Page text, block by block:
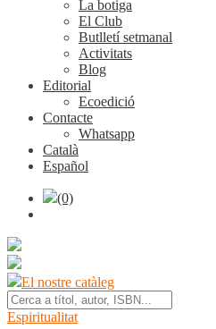
La botiga
El Club
Butlletí setmanal
Activitats
Blog
Editorial
Ecoedició
Contacte
Whatsapp
Català
Español
(0)
El nostre catàleg
Espiritualitat